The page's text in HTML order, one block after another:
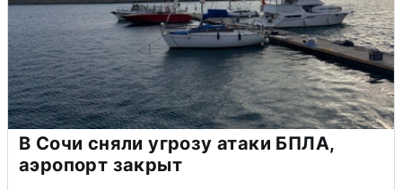
В Сочи сняли угрозу атаки БПЛА,
аэропорт закрыт